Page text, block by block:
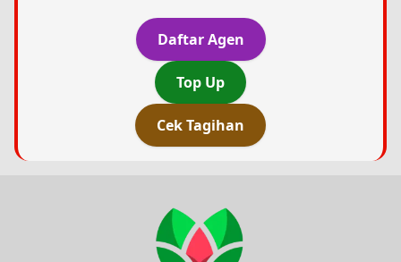
Daftar Agen
Top Up
Cek Tagihan